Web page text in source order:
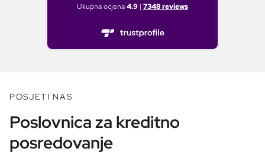
Ukupna ocjena4.9 |7348reviews
POSJETI NAS
Poslovnica za kreditno
posredovanje